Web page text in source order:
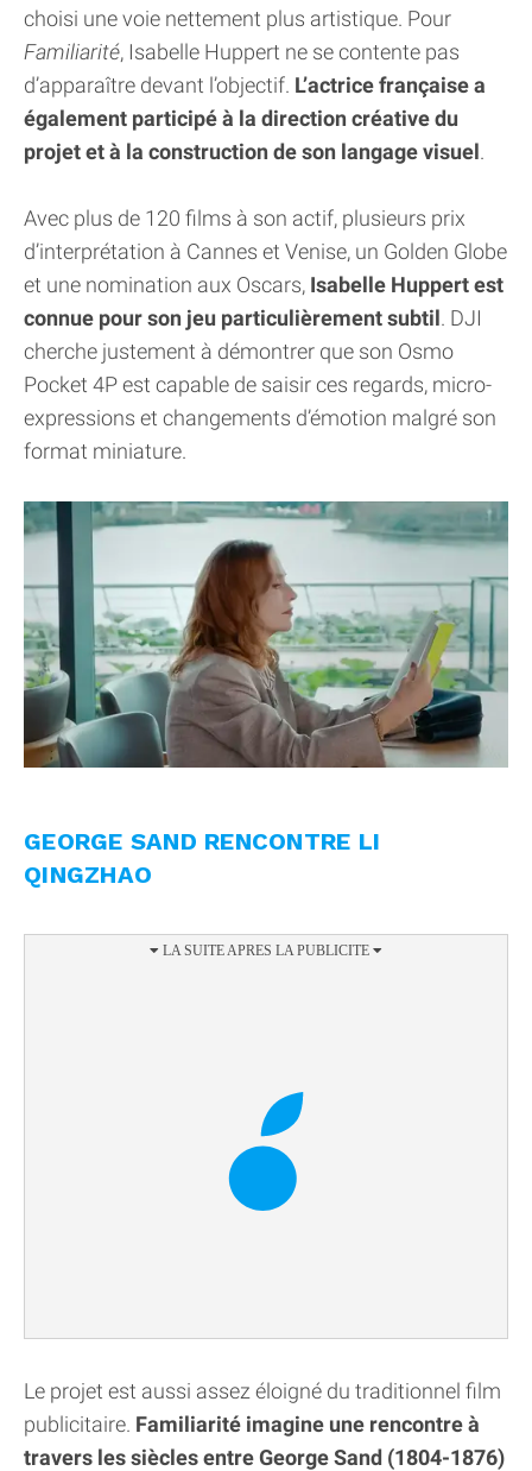
choisi une voie nettement plus artistique. Pour
Familiarité, Isabelle Huppert ne se contente pas
d’apparaître devant l’objectif. L’actrice française a
également participé à la direction créative du
projet et à la construction de son langage visuel.
Avec plus de 120 films à son actif, plusieurs prix
d’interprétation à Cannes et Venise, un Golden Globe
et une nomination aux Oscars, Isabelle Huppert est
connue pour son jeu particulièrement subtil. DJI
cherche justement à démontrer que son Osmo
Pocket 4P est capable de saisir ces regards, micro-
expressions et changements d’émotion malgré son
format miniature.
GEORGE SAND RENCONTRE LI
QINGZHAO
Le projet est aussi assez éloigné du traditionnel film
publicitaire. Familiarité imagine une rencontre à
travers les siècles entre George Sand (1804-1876)